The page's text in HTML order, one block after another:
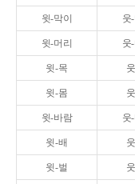
윗-막이 웃
윗-머리 웃
윗-목
윗-몸
윗-바람 웃
윗-배
윗-벌